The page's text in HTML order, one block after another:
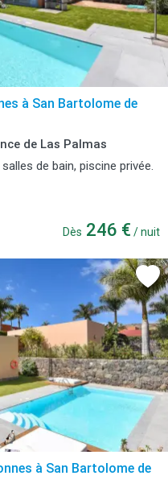
à San Bartolome de
de Las Palmas
de bain, piscine privée.
Dès 246 € / nuit
à San Bartolome de